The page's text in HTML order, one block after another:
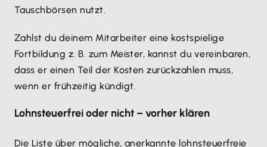
Tauschbörsen nutzt.
Zahlst du deinem Mitarbeiter eine kostspielige
Fortbildung z. B. zum Meister, kannst du vereinbaren,
dass er einen Teil der Kosten zurückzahlen muss,
wenn er frühzeitig kündigt.
Lohnsteuerfrei oder nicht – vorher klären
Die Liste über mögliche, anerkannte lohnsteuerfreie